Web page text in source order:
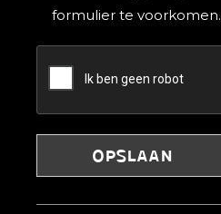
formulier te voorkomen.